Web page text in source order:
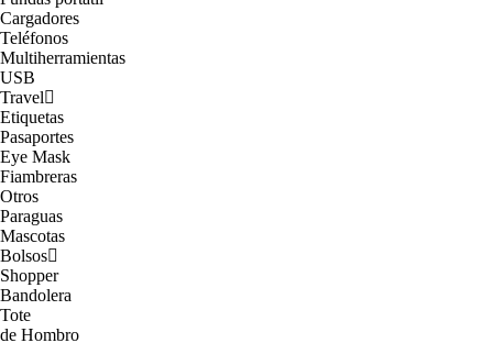
Cargadores
Teléfonos
Multiherramientas
USB
Travel
Etiquetas
Pasaportes
Eye Mask
Fiambreras
Otros
Paraguas
Mascotas
Bolsos
Shopper
Bandolera
Tote
de Hombro